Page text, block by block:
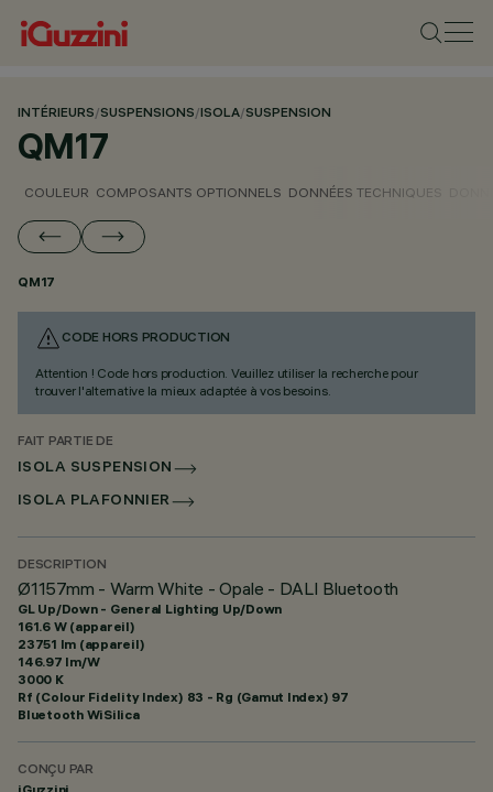
INTÉRIEURS/SUSPENSIONS/ISOLA/SUSPENSION
QM17
COULEUR COMPOSANTS OPTIONNELS DONNÉES TECHNIQUES
QM17
CODE HORS PRODUCTION
Attention ! Code hors production. Veuillez utiliser la recherche pour
trouver l'alternative la mieux adaptée à vos besoins.
FAIT PARTIE DE
ISOLA SUSPENSION
ISOLA PLAFONNIER
DESCRIPTION
Ø1157mm - Warm White - Opale - DALI Bluetooth
GL Up/Down - General Lighting Up/Down
161.6 W (appareil)
23751 lm (appareil)
146.97 lm/W
3000 K
Rf (Colour Fidelity Index) 83 - Rg (Gamut Index) 97
Bluetooth WiSilica
CONÇU PAR